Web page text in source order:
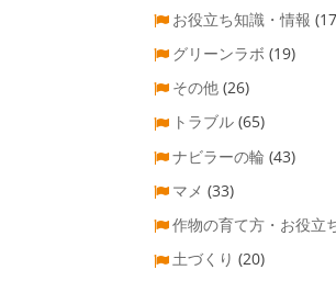
お役立ち知識・情報
グリーンラボ (19)
その他 (26)
トラブル (65)
ナビラーの輪 (43)
マメ (33)
作物の育て方・お役立
土づくり (20)